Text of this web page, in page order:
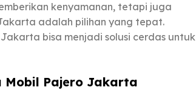
kenyamanan, tetapi juga
adalah pilihan yang tepat.
bisa menjadi solusi cerdas untuk
Mobil Pajero Jakarta